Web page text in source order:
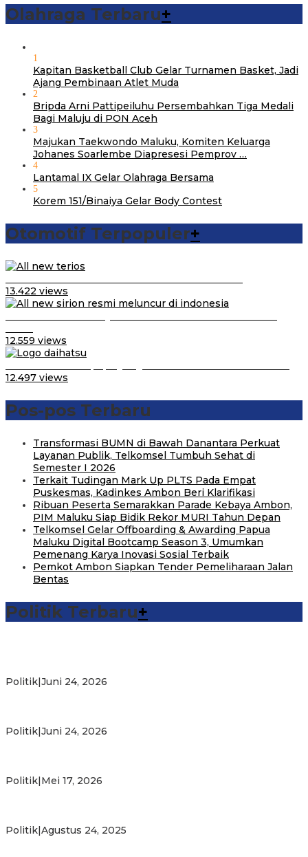
Olahraga Terbaru+
1
Kapitan Basketball Club Gelar Turnamen Basket, Jadi
Ajang Pembinaan Atlet Muda
2
Bripda Arni Pattipeiluhu Persembahkan Tiga Medali
Bagi Maluju di PON Aceh
3
Majukan Taekwondo Maluku, Komiten Keluarga
Johanes Soarlembe Diapresesi Pemprov …
4
Lantamal IX Gelar Olahraga Bersama
5
Korem 151/Binaiya Gelar Body Contest
Otomotif Terpopuler+
13.422 views
12.559 views
12.497 views
Pos-pos Terbaru
Transformasi BUMN di Bawah Danantara Perkuat
Layanan Publik, Telkomsel Tumbuh Sehat di
Semester I 2026
Terkait Tudingan Mark Up PLTS Pada Empat
Puskesmas, Kadinkes Ambon Beri Klarifikasi
Ribuan Peserta Semarakkan Parade Kebaya Ambon,
PIM Maluku Siap Bidik Rekor MURI Tahun Depan
Telkomsel Gelar Offboarding & Awarding Papua
Maluku Digital Bootcamp Season 3, Umumkan
Pemenang Karya Inovasi Sosial Terbaik
Pemkot Ambon Siapkan Tender Pemeliharaan Jalan
Bentas
Politik Terbaru+
Politik Juni 24, 2026
Politik Juni 24, 2026
Politik Mei 17, 2026
Politik Agustus 24, 2025